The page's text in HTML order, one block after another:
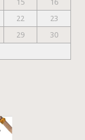
15
16
22
23
29
30